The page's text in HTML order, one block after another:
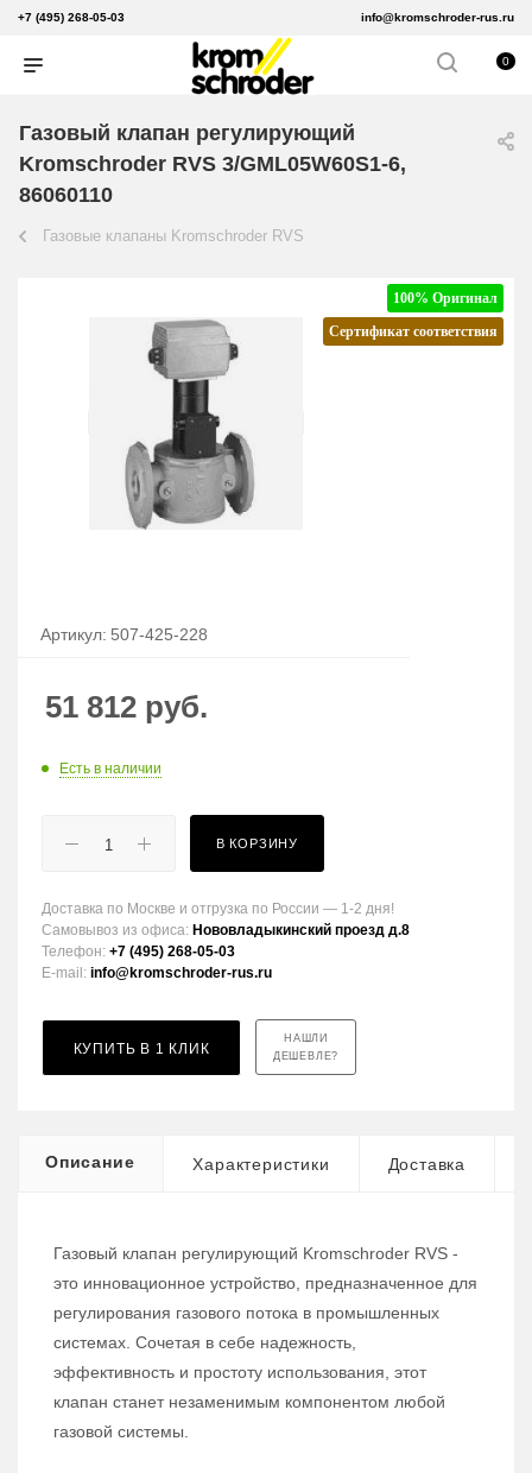
+7 (495) 268-05-03 info@kromschroder-rus.ru
0
Газовый клапан регулирующий
Kromschroder RVS 3/GML05W60S1-6,
86060110
Газовые клапаны Kromschroder RVS
100% Оригинал
Сертификат соответствия
Артикул: 507-425-228
51 812 руб.
Есть в наличии
В КОРЗИНУ
Доставка по Москве и отгрузка по России — 1-2 дня!
Самовывоз из офиса: Нововладыкинский проезд д.8
Телефон: +7 (495) 268-05-03
E-mail: info@kromschroder-rus.ru
КУПИТЬ В 1 КЛИК
НАШЛИ
ДЕШЕВЛЕ?
Описание Характеристики Доставка
Газовый клапан регулирующий Kromschroder RVS -
это инновационное устройство, предназначенное для
регулирования газового потока в промышленных
системах. Сочетая в себе надежность,
эффективность и простоту использования, этот
клапан станет незаменимым компонентом любой
газовой системы.